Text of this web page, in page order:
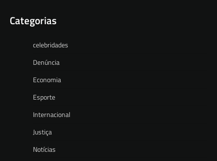
Categorias
celebridades
Denúncia
Economia
Esporte
Internacional
Justiça
Notícias